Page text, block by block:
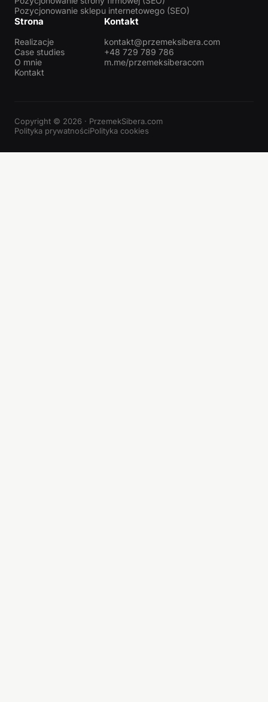
Pozycjonowanie sklepu internetowego (SEO)
Strona
Realizacje
Case studies
O mnie
Kontakt
Kontakt
kontakt@przemeksibera.com
+48 729 789 786
m.me/przemeksiberacom
Copyright © 2026 · PrzemekSibera.com
Polityka prywatnościPolityka cookies